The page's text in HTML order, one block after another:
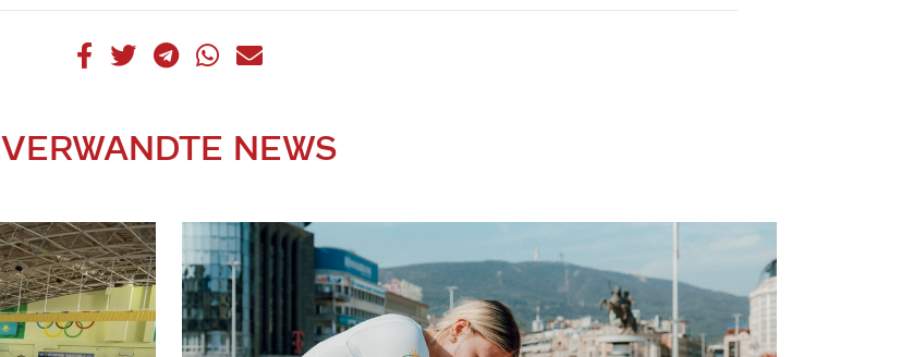
VERWANDTE NEWS